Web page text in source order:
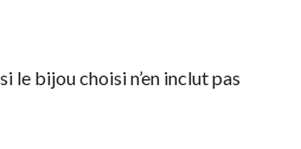
le bijou choisi n’en inclut pas